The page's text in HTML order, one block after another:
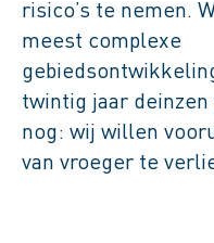
risico’s te nemen.
meest complexe
twintig jaar
nog: wij willen
van vroeger te